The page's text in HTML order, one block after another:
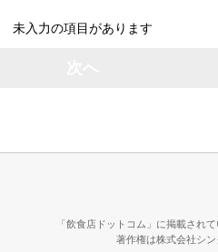
未入力の項目があります
「飲食店ドットコム」に掲載され
著作権は株式会社シ